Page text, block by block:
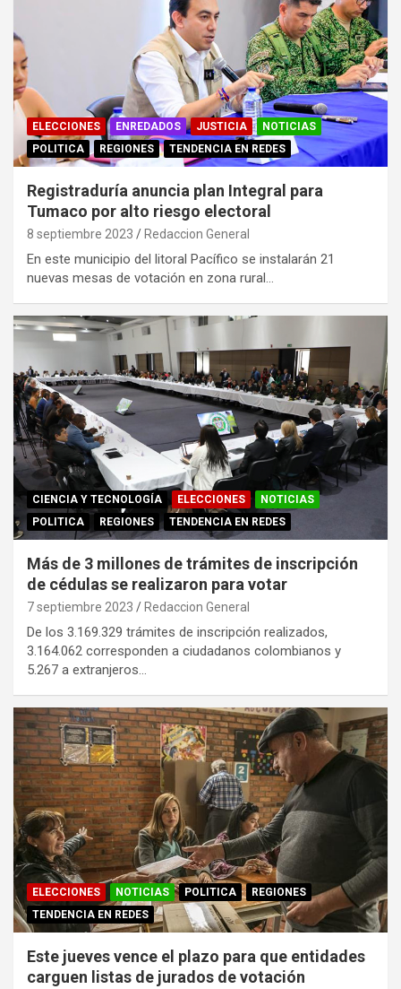
ELECCIONES ENREDADOS JUSTICIA
NOTICIAS
POLITICA
REGIONES TENDENCIA EN REDES
Registraduría anuncia plan Integral para
Tumaco por alto riesgo electoral
8 septiembre 2023 Redaccion General
En este municipio del litoral Pacífico se instalarán 21
nuevas mesas de votación en zona rural…
CIENCIA Y TECNOLOGÍA ELECCIONES
NOTICIAS
POLITICA
REGIONES TENDENCIA EN REDES
Más de 3 millones de trámites de inscripción
de cédulas se realizaron para votar
7 septiembre 2023 Redaccion General
De los 3.169.329 trámites de inscripción realizados,
3.164.062 corresponden a ciudadanos colombianos y
5.267 a extranjeros…
ELECCIONES NOTICIAS POLITICA
REGIONES
TENDENCIA EN REDES
Este jueves vence el plazo para que entidades
carguen listas de jurados de votación